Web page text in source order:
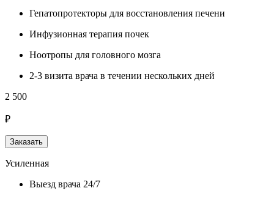
Гепатопротекторы для восстановления печени
Инфузионная терапия почек
Ноотропы для головного мозга
2-3 визита врача в течении нескольких дней
2 500
₽
Заказать
Усиленная
Выезд врача 24/7